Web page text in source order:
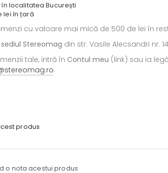
localitatea București
lei în țară
cu valoare mai mică de 500 de lei în
sediul Stereomag din str. Vasile Alecsandri nr.
tale, intră în Contul meu (link) sau ia
.
produs
o nota acestui produs